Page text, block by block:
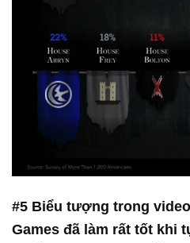
#5 Biểu tượng trong
Games đã làm rất tốt khi